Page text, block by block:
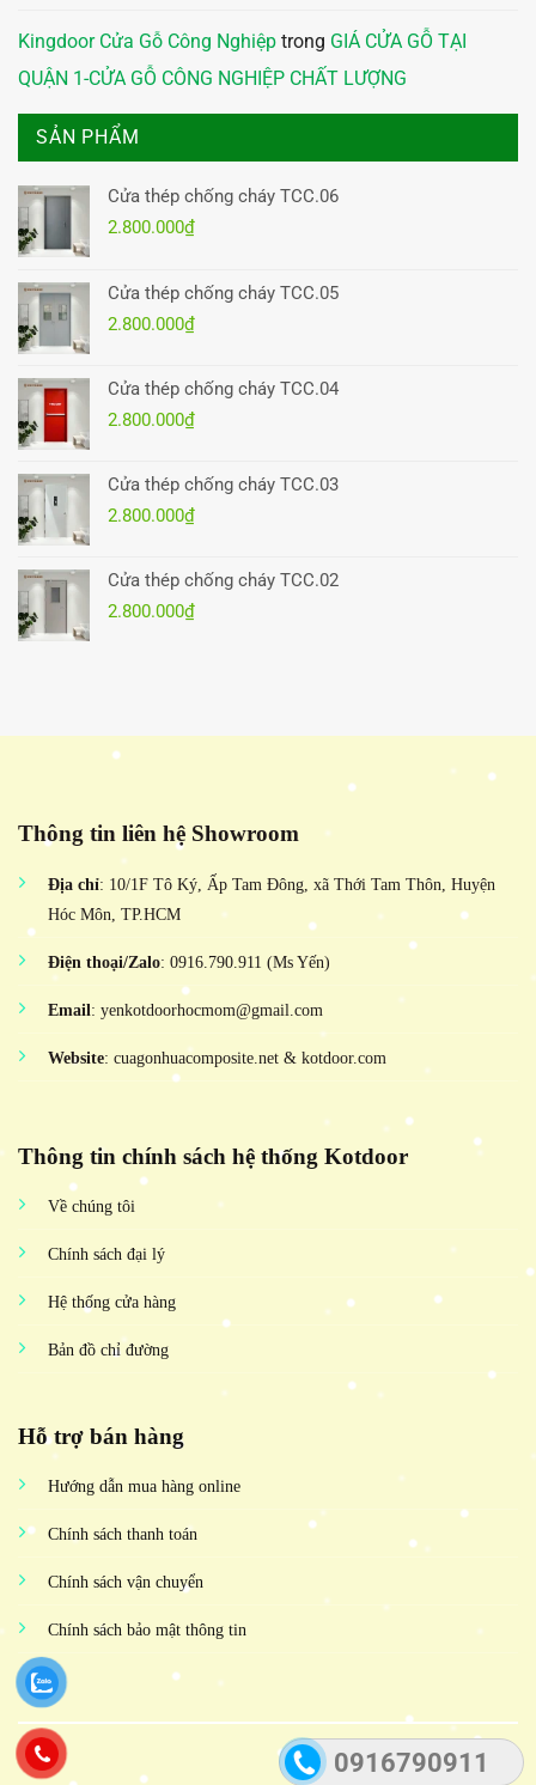
0916790911
Kingdoor Cửa Gỗ Công Nghiệp trong GIÁ CỬA GỖ TẠI
QUẬN 1-CỬA GỖ CÔNG NGHIỆP CHẤT LƯỢNG
SẢN PHẨM
Cửa thép chống cháy TCC.06
2.800.000₫
Cửa thép chống cháy TCC.05
2.800.000₫
Cửa thép chống cháy TCC.04
2.800.000₫
Cửa thép chống cháy TCC.03
2.800.000₫
Cửa thép chống cháy TCC.02
2.800.000₫
Thông tin liên hệ Showroom
Địa chỉ: 10/1F Tô Ký, Ấp Tam Đông, xã Thới Tam Thôn, Huyện
Hóc Môn, TP.HCM
Điện thoại/Zalo: 0916.790.911 (Ms Yến)
Email: yenkotdoorhocmom@gmail.com
Website: cuagonhuacomposite.net & kotdoor.com
Thông tin chính sách hệ thống Kotdoor
Về chúng tôi
Chính sách đại lý
Hệ thống cửa hàng
Bản đồ chỉ đường
Hỗ trợ bán hàng
Hướng dẫn mua hàng online
Chính sách thanh toán
Chính sách vận chuyển
Chính sách bảo mật thông tin